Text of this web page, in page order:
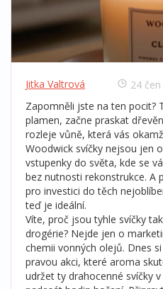
Jitka Valtrová 24
Zapomněli jste na ten pocit?
plamen, začne praskat
rozleje vůně, která vás
Woodwick svíčky nejsou jen
vstupenky do světa, kde se
bez nutnosti rekonstrukce. A
pro investici do těch
teď je ideální.
Víte, proč jsou tyhle svíčky
drogérie? Nejde jen o
chemii vonných olejů. Dnes
pravou akci, které aroma
udržet ty drahocenné svíčky